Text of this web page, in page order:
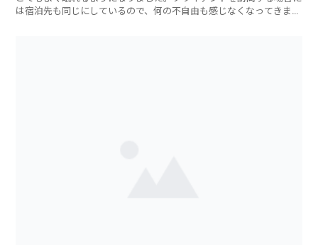
は宿泊先も同じにしているので、何の不自由も感じなくなってきまし